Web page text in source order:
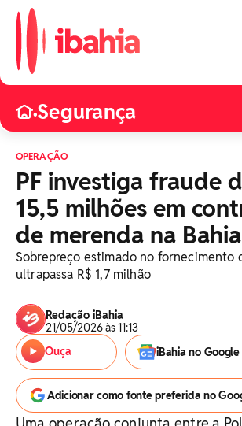
•Segurança
OPERAÇÃO
PF investiga fraude
15,5 milhões em
de merenda na Bahia
Sobrepreço estimado no fornecimento
ultrapassa R$ 1,7 milhão
Redação iBahia
21/05/2026 às 11:13
Ouça
iBahia no Google
Adicionar como fonte preferida no